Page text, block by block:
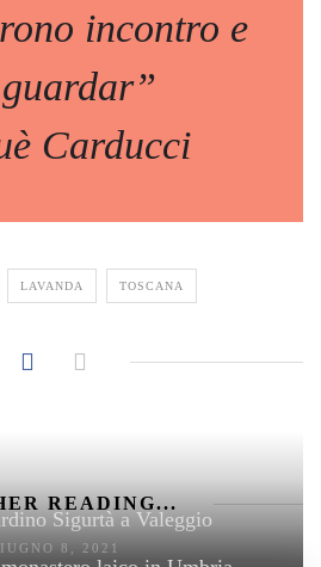
incontro e
Carducci
LAVANDA TOSCANA
READING...
Sigurtà a Valeggio
8, 2021